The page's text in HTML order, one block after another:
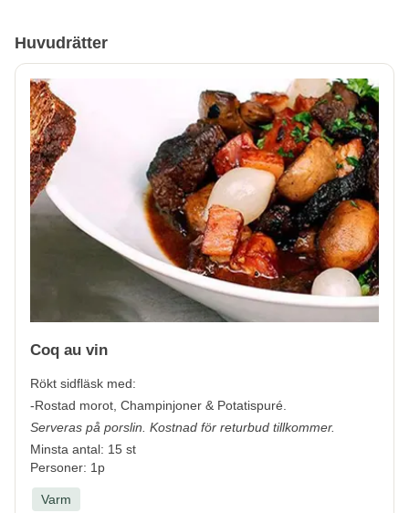
Huvudrätter
Coq au vin
Rökt sidfläsk med:
-Rostad morot, Champinjoner & Potatispuré.
Serveras på porslin. Kostnad för returbud tillkommer.
Minsta antal: 15 st
Personer: 1p
Varm